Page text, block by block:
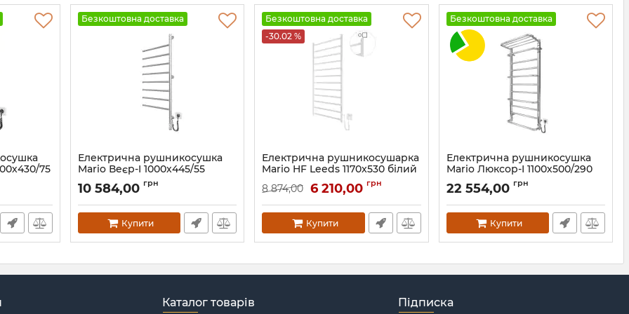
75
Безкоштовна доставка
Електрична рушникосушка
Mario Веєр-I 1000х445/55
Артикул:2.3.0409.11.P
10 584,00 грн
Купити
Безкоштовна доставка
-30.02 %
Електрична рушникосушарка
Mario HF Leeds 1170x530 білий
Артикул:6.1.0805.06.WM
8 874,00 6 210,00 грн
Купити
Безкоштовна доставка
Електрична рушникосушка
Mario Люксор-I 1100х500/290
Артикул:2.3.6102.11.P
22 554,00 грн
Купити
Каталог товарів Підписка